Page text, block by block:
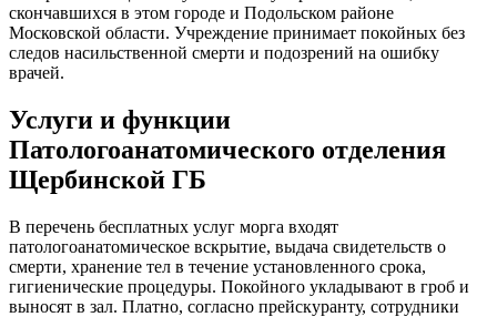
скончавшихся в этом городе и Подольском районе
Московской области. Учреждение принимает покойных без
следов насильственной смерти и подозрений на ошибку
врачей.
Услуги и функции
Патологоанатомического отделения
Щербинской ГБ
В перечень бесплатных услуг морга входят
патологоанатомическое вскрытие, выдача свидетельств о
смерти, хранение тел в течение установленного срока,
гигиенические процедуры. Покойного укладывают в гроб и
выносят в зал. Платно, согласно прейскуранту, сотрудники